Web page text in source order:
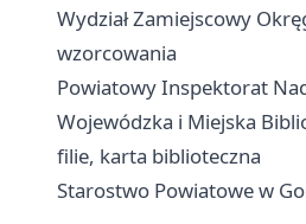
Wydział Zamiejscowy
wzorcowania
Powiatowy Inspektorat
Wojewódzka i Miejska
filie, karta biblioteczna
Starostwo Powiatowe w